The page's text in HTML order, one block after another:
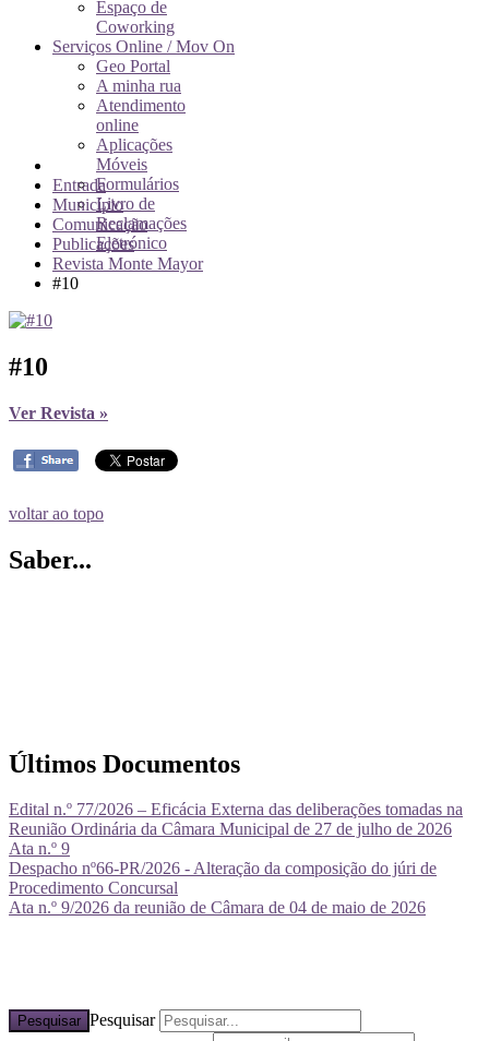
Espaço de
Coworking
Serviços Online / Mov On
Geo Portal
A minha rua
Atendimento
online
Aplicações
Móveis
Formulários
Livro de
Reclamações
Eletrónico
Entrada
Município
Comunicação
Publicações
Revista Monte Mayor
#10
#10
Ver Revista »
voltar ao topo
Saber...
Últimos Documentos
Edital n.º 77/2026 – Eficácia Externa das deliberações tomadas na
Reunião Ordinária da Câmara Municipal de 27 de julho de 2026
Ata n.º 9
Despacho nº66-PR/2026 - Alteração da composição do júri de
Procedimento Concursal
Ata n.º 9/2026 da reunião de Câmara de 04 de maio de 2026
Pesquisar Pesquisar